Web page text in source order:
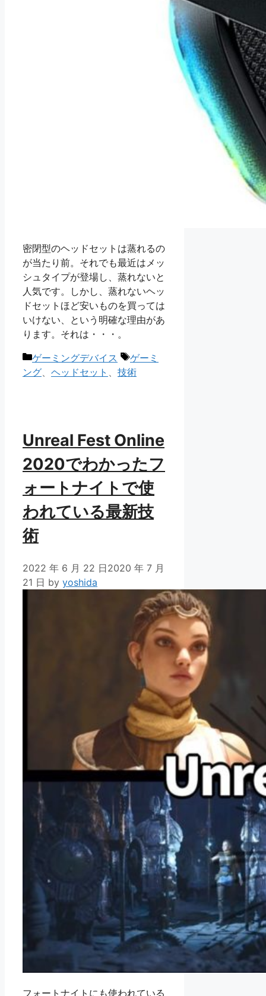
密閉型のヘッドセットは蒸れるの
が当たり前。それでも最近はメッ
シュタイプが登場し、蒸れないと
人気です。しかし、蒸れないヘッ
ドセットほど安いものを買っては
いけない、という明確な理由があ
ります。それは・・・。
カ
テ
ゲーミングデバイス
タ
グ
ゲーミ
ング、 ヘッドセット 、 技術
Unreal Fest Online
2020でわかったフ
ォートナイトで使
われている最新技
術
2022 年 6 月 22 日2020 年 7 月
21 日 by yoshida
フォートナイトにも使われている